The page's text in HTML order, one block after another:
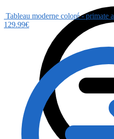
Tableau moderne coloré - primate
129.99€